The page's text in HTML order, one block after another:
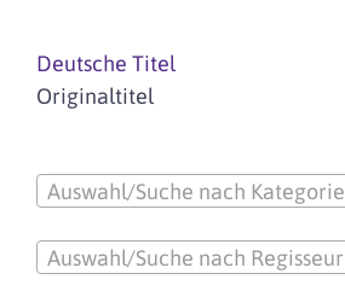
Deutsche Titel
Originaltitel
Auswahl/Suche nach Kategorie
Auswahl/Suche nach Regisseur